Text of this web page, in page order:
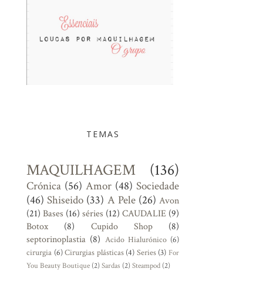
TEMAS
MAQUILHAGEM (136)
Crónica (56) Amor (48) Sociedade
(46) Shiseido (33) A Pele (26) Avon
(21) Bases (16) séries (12) CAUDALIE (9)
Botox
(8) Cupido Shop
(8)
septorinoplastia (8) Acido Hialurónico (6)
cirurgia (6)Cirurgias plásticas (4) Series (3) For
You Beauty Boutique (2)Sardas (2)Steampod (2)